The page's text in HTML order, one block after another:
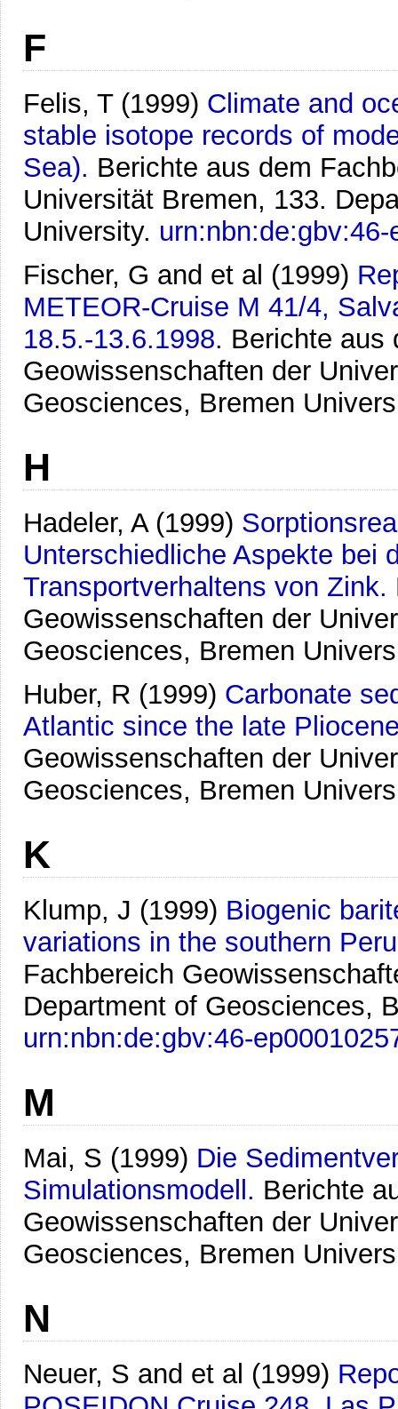
F
Felis, T (1999) Climate and
stable isotope records of
Sea). Berichte aus dem
Universität Bremen, 133.
University.
Fischer, G and et al (1999)
METEOR-Cruise M 41/4,
18.5.-13.6.1998. Berichte aus
Geowissenschaften der
Geosciences, Bremen
H
Hadeler, A (1999)
Unterschiedliche Aspekte bei
Transportverhaltens von Zink.
Geowissenschaften der
Geosciences, Bremen
Huber, R (1999) Carbonate
Atlantic since the late
Geowissenschaften der
Geosciences, Bremen
K
Klump, J (1999) Biogenic
variations in the southern
Fachbereich
Department of Geosciences,
urn:nbn:de:gbv:46-
M
Mai, S (1999) Die
Simulationsmodell. Berichte
Geowissenschaften der
Geosciences, Bremen
N
Neuer, S and et al (1999)